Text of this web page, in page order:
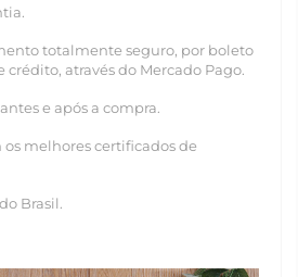
totalmente seguro, por boleto
crédito, através do Mercado Pago.
e após a compra.
melhores certificados de
Brasil.